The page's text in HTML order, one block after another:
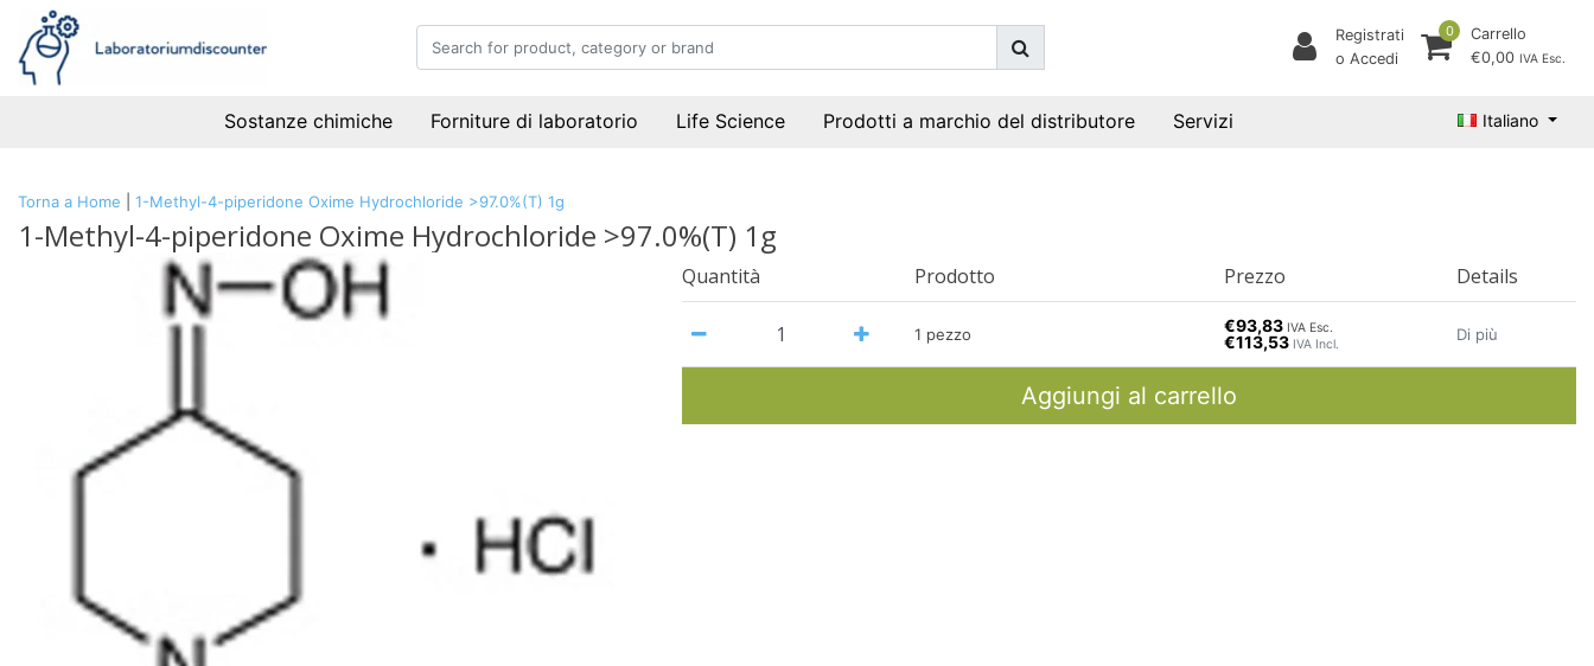
Registrati
o Accedi
0
Carrello
€0,00 IVA Esc.
Sostanze chimiche Forniture di laboratorio Life Science Prodotti a marchio del distributore Servizi Italiano
Torna a Home 1-Methyl-4-piperidone Oxime Hydrochloride >97.0%(T) 1g
1-Methyl-4-piperidone Oxime Hydrochloride >97.0%(T) 1g
Quantità Prodotto Prezzo Details
1 pezzo €93,83 IVA Esc.
€113,53 IVA Incl.
Di più
Aggiungi al carrello